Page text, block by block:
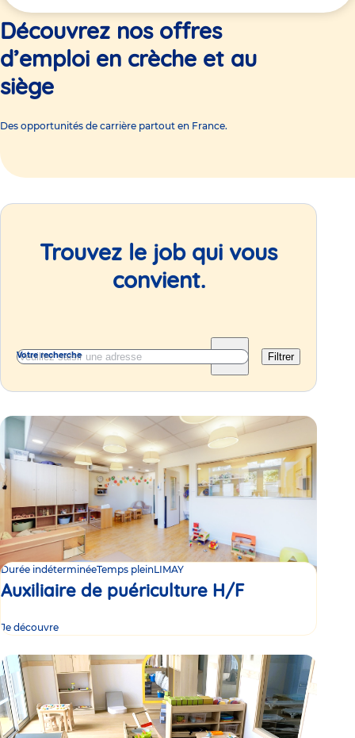
ici
Découvrez nos offres
d’emploi en crèche et au
siège
Des opportunités de carrière partout en France.
Trouvez le job qui vous
convient.
Votre recherche Filtrer
Durée indéterminéeTemps pleinLIMAY
Auxiliaire de puériculture H/F
Je découvre